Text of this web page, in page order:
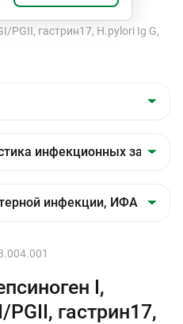
PGII, гастрин17, H.pylori Ig G,
I,
PGII, гастрин17,